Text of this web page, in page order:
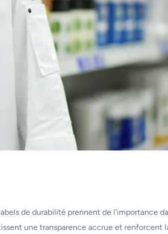
de durabilité prennent de l’importance
une transparence accrue et renforcent